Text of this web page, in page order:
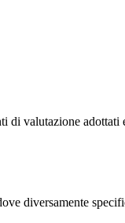
valutazione
diversamente